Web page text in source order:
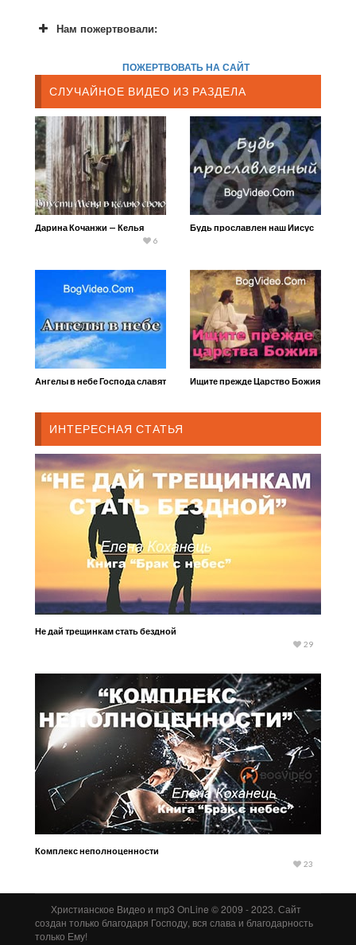
Нам пожертвовали:
ПОЖЕРТВОВАТЬ НА САЙТ
СЛУЧАЙНОЕ ВИДЕО ИЗ РАЗДЕЛА
Дарина Кочанжи — Келья
6
Будь прославлен наш Иисус
Ангелы в небе Господа славят Ищите прежде Царство Божия
ИНТЕРЕСНАЯ СТАТЬЯ
Не дай трещинкам стать бездной
29
Комплекс неполноценности
23
Христианское Видео и mp3 OnLine © 2009 - 2023. Сайт
создан только благодаря Господу, вся слава и благодарность
только Ему!